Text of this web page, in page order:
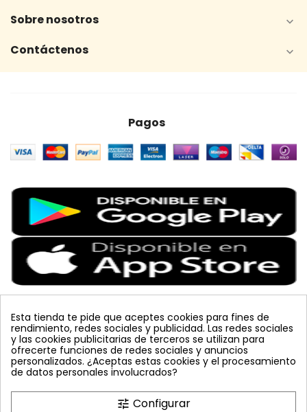
Sobre nosotros 
Contáctenos 
Pagos
Etiquetas Populares
koppert azul nematodos celeste
mosquero
placa
inyecciones tronco vacuna arbol
amarillo
polillero mariquita
bombus terrestris
sin carnet lucha integrada
Esta tienda te pide que aceptes cookies para fines de
rendimiento, redes sociales y publicidad. Las redes sociales
y las cookies publicitarias de terceros se utilizan para
ofrecerte funciones de redes sociales y anuncios
personalizados. ¿Aceptas estas cookies y el procesamiento
de datos personales involucrados?
tune Configurar